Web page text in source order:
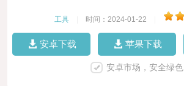
工具 时间：2024-01-22
安卓下载 苹果下载
安卓市场，安全绿色